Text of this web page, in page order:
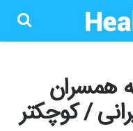
همسران
/ کوچکتر